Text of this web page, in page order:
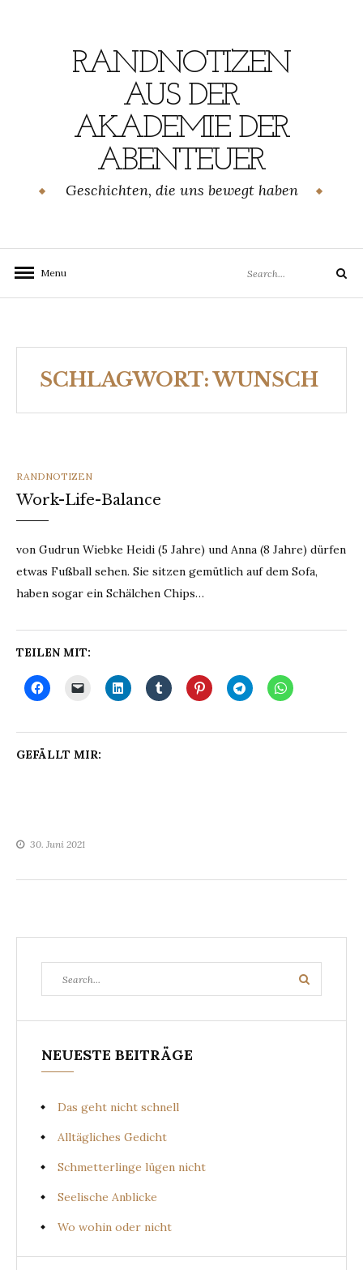
RANDNOTIZEN
AUS DER
AKADEMIE DER
ABENTEUER
Geschichten, die uns bewegt haben
Menu
for:
Search
SCHLAGWORT:WUNSCH
CATEGORIES
RANDNOTIZEN
Work-Life-Balance
von Gudrun Wiebke Heidi (5 Jahre) und Anna (8 Jahre) dürfen
etwas Fußball sehen. Sie sitzen gemütlich auf dem Sofa,
haben sogar ein Schälchen Chips…
TEILEN MIT:
GEFÄLLT MIR:
30. Juni 2021
for:
Search
NEUESTE BEITRÄGE
Das geht nicht schnell
Alltägliches Gedicht
Schmetterlinge lügen nicht
Seelische Anblicke
Wo wohin oder nicht